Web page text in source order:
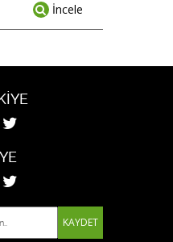
İncele